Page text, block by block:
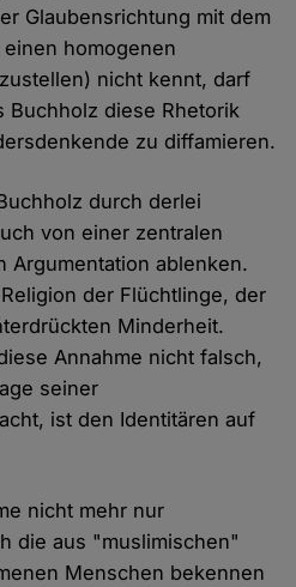
Glaubensrichtung mit dem
homogenen
nicht kennt, darf
Buchholz diese Rhetorik
zu diffamieren.
durch derlei
von einer zentralen
Argumentation ablenken.
der Flüchtlinge, der
Minderheit.
Annahme nicht falsch,
seiner
ist den Identitären auf
nicht mehr nur
die aus "muslimischen"
Menschen bekennen